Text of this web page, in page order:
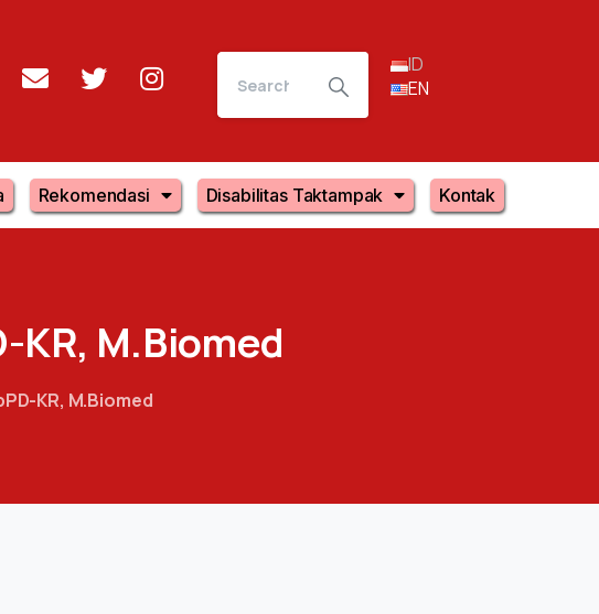
ID
EN
Rekomendasi Disabilitas Taktampak Kontak
KR, M.Biomed
KR, M.Biomed